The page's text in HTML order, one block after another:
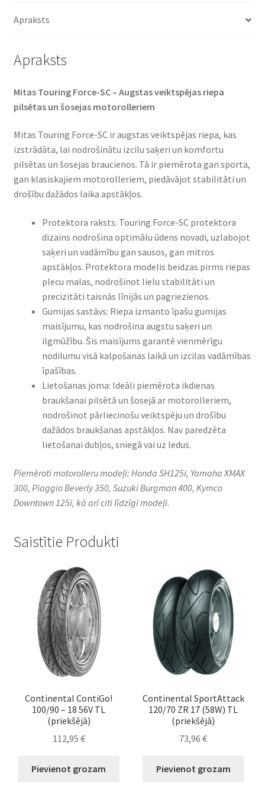
(priekšējā/aizmugurējā)
Apraksts
Apraksts
Mitas Touring Force-SC – Augstas veiktspējas riepa
pilsētas un šosejas motorolleriem
Mitas Touring Force-SC ir augstas veiktspējas riepa, kas
izstrādāta, lai nodrošinātu izcilu saķeri un komfortu
pilsētas un šosejas braucienos. Tā ir piemērota gan sporta,
gan klasiskajiem motorolleriem, piedāvājot stabilitāti un
drošību dažādos laika apstākļos.
Protektora raksts: Touring Force-SC protektora
dizains nodrošina optimālu ūdens novadi, uzlabojot
saķeri un vadāmību gan sausos, gan mitros
apstākļos. Protektora modelis beidzas pirms riepas
plecu malas, nodrošinot lielu stabilitāti un
precizitāti taisnās līnijās un pagriezienos.
Gumijas sastāvs: Riepa izmanto īpašu gumijas
maisījumu, kas nodrošina augstu saķeri un
ilgmūžību. Šis maisījums garantē vienmērīgu
nodilumu visā kalpošanas laikā un izcilas vadāmības
īpašības.
Lietošanas joma: Ideāli piemērota ikdienas
braukšanai pilsētā un šosejā ar motorolleriem,
nodrošinot pārliecinošu veiktspēju un drošību
dažādos braukšanas apstākļos. Nav paredzēta
lietošanai dubļos, sniegā vai uz ledus.
Piemēroti motorolleru modeļi: Honda SH125i, Yamaha XMAX
300, Piaggio Beverly 350, Suzuki Burgman 400, Kymco
Downtown 125i, kā arī citi līdzīgi modeļi.
Saistītie Produkti
Continental ContiGo!
100/90 – 18 56V TL
(priekšējā)
112,95 €
Pievienot grozam
Continental SportAttack
120/70 ZR 17 (58W) TL
(priekšējā)
73,96€
Pievienot grozam